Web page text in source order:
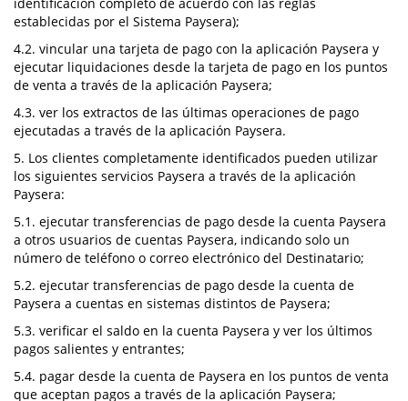
establecidas por el Sistema Paysera);
4.2. vincular una tarjeta de pago con la aplicación Paysera y
ejecutar liquidaciones desde la tarjeta de pago en los puntos
de venta a través de la aplicación Paysera;
4.3. ver los extractos de las últimas operaciones de pago
ejecutadas a través de la aplicación Paysera.
5. Los clientes completamente identificados pueden utilizar
los siguientes servicios Paysera a través de la aplicación
Paysera:
5.1. ejecutar transferencias de pago desde la cuenta Paysera
a otros usuarios de cuentas Paysera, indicando solo un
número de teléfono o correo electrónico del Destinatario;
5.2. ejecutar transferencias de pago desde la cuenta de
Paysera a cuentas en sistemas distintos de Paysera;
5.3. verificar el saldo en la cuenta Paysera y ver los últimos
pagos salientes y entrantes;
5.4. pagar desde la cuenta de Paysera en los puntos de venta
que aceptan pagos a través de la aplicación Paysera;